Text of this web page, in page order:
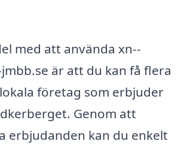
med att använda xn--
är att du kan få flera
företag som erbjuder
Genom att
erbjudanden kan du enkelt